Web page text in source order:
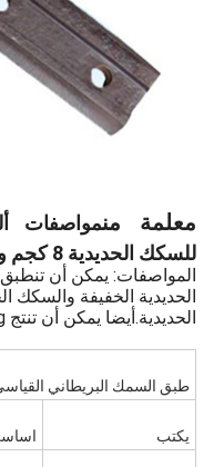
معلمة منمواصفات
للسكك الحديدية 8 كجم و 9 كجم و 12 كجم
المواصفات: يمكن أن
الحديدية الخفيفة والسكك
الحديدية.أيضا يمكن أن تنتج accoring للعملاء الرسم.
طبق السمك البريطاني
يكتب